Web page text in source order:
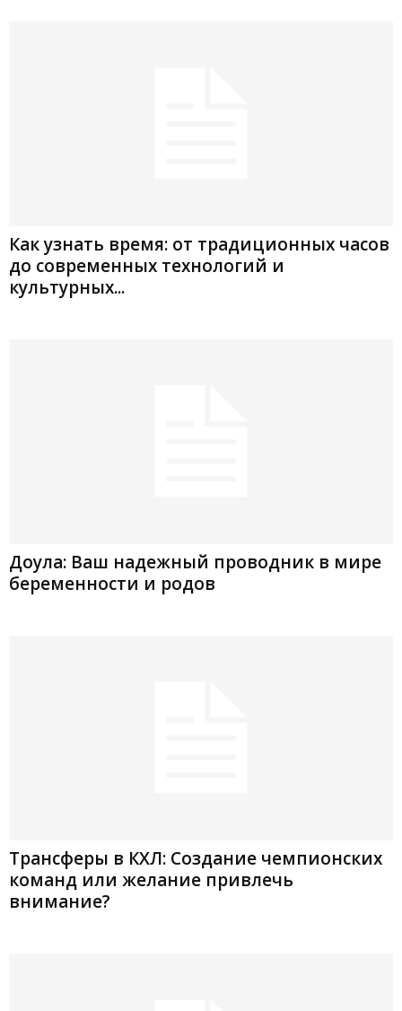
Как узнать время: от традиционных часов
до современных технологий и
культурных...
Доула: Ваш надежный проводник в мире
беременности и родов
Трансферы в КХЛ: Создание чемпионских
команд или желание привлечь
внимание?